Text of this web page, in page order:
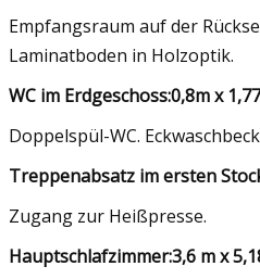
Empfangsraum auf der
Laminatboden in Holzoptik.
WC im Erdgeschoss:0,8m x
Doppelspül-WC.
Treppenabsatz im ersten
Zugang zur Heißpresse.
Hauptschlafzimmer:3,6 m x